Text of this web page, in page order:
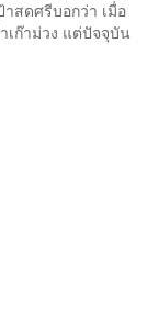
สดศรีบอกว่า เมื่อ
เก๊าม่วง แต่ปัจจุบัน